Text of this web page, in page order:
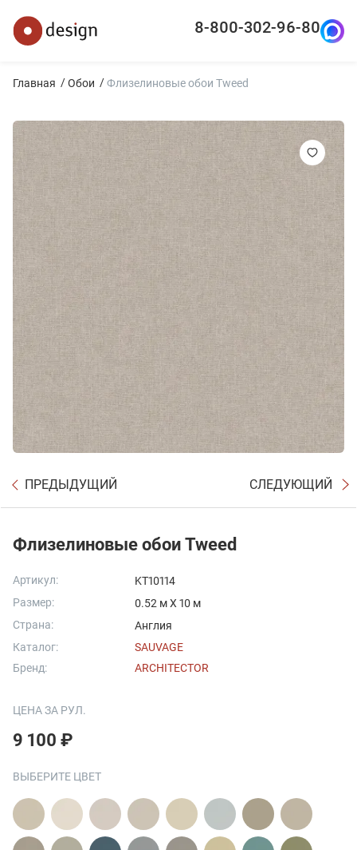
8-800-302-96-80
Главная Обои Флизелиновые обои Tweed
ПРЕДЫДУЩИЙ СЛЕДУЮЩИЙ
Флизелиновые обои Tweed
Артикул:
KT10114
Размер:
0.52 м X 10 м
Страна:
Англия
Каталог:
SAUVAGE
Бренд:
ARCHITECTOR
ЦЕНА ЗА РУЛ.
9 100 ₽
ВЫБЕРИТЕ ЦВЕТ